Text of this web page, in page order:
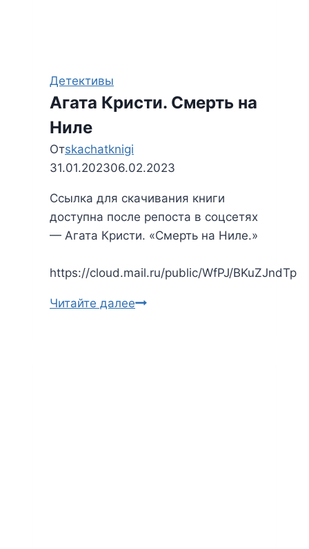
Детективы
Агата Кристи. Смерть на
Ниле
Отskachatknigi
31.01.202306.02.2023
Ссылка для скачивания книги
доступна после репоста в соцсетях
— Агата Кристи. «Смерть на Ниле.»
https://cloud.mail.ru/public/WfPJ/BKuZJndTp
Читайте далееАгата